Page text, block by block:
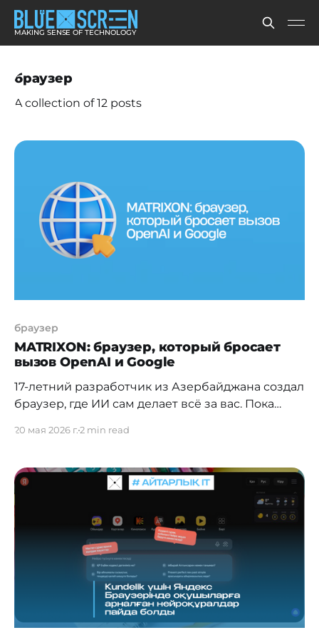
MAKING SENSE OF TECHNOLOGY
браузер
A collection of 12 posts
браузер
MATRIXON: браузер, который бросает
вызов OpenAI и Google
17-летний разработчик из Азербайджана создал
браузер, где ИИ сам делает всё за вас. Пока
одиночку собрал браузер, где искусственный
интеллект работает прямо
на вашем компьютере — и делает это без
единого лишнего клика. Идея
20 мая 2026 г.2 min read